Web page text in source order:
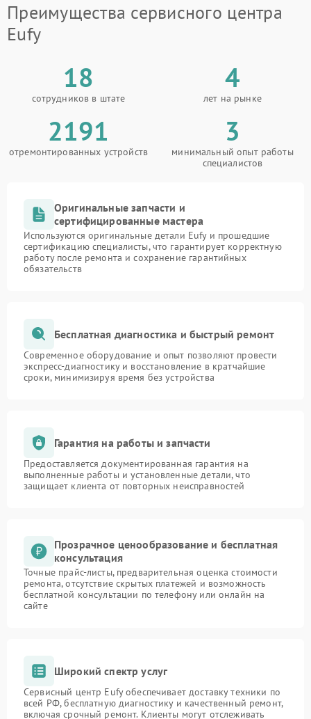
Преимущества сервисного центра
Eufy
18
сотрудников в штате
4
лет на рынке
2191
отремонтированных устройств
3
минимальный опыт работы
специалистов
Оригинальные запчасти и
сертифицированные мастера
Используются оригинальные детали Eufy и прошедшие
сертификацию специалисты, что гарантирует корректную
работу после ремонта и сохранение гарантийных
обязательств
Бесплатная диагностика и быстрый ремонт
Современное оборудование и опыт позволяют провести
экспресс-диагностику и восстановление в кратчайшие
сроки, минимизируя время без устройства
Гарантия на работы и запчасти
Предоставляется документированная гарантия на
выполненные работы и установленные детали, что
защищает клиента от повторных неисправностей
Прозрачное ценообразование и бесплатная
консультация
Точные прайс-листы, предварительная оценка стоимости
ремонта, отсутствие скрытых платежей и возможность
бесплатной консультации по телефону или онлайн на
сайте
Широкий спектр услуг
Сервисный центр Eufy обеспечивает доставку техники по
всей РФ, бесплатную диагностику и качественный ремонт,
включая срочный ремонт. Клиенты могут отслеживать